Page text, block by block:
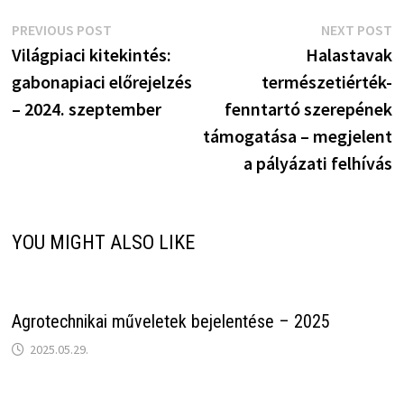
Bejegyzés
navigáció
PREVIOUS POSTPrevious
post:
Világpiaci kitekintés:
gabonapiaci előrejelzés
– 2024. szeptember
NEXT POST
Halastavak
természetiérték-
fenntartó szerepének
támogatása – megjelent
a pályázati felhívás
YOU MIGHT ALSO LIKE
Agrotechnikai műveletek bejelentése – 2025
2025.05.29.